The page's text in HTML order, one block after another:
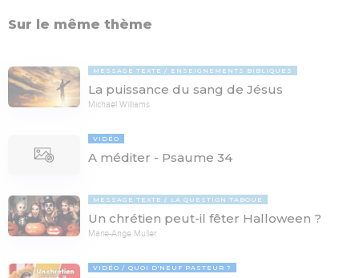
Sur le même thème
MESSAGE TEXTE ENSEIGNEMENTS BIBLIQUES
La puissance du sang de Jésus
Michaël Williams
VIDÉO
A méditer - Psaume 34
MESSAGE TEXTE LA QUESTION TABOUE
Un chrétien peut-il fêter Halloween ?
Marie-Ange Muller
VIDÉO QUOI D'NEUF PASTEUR ?